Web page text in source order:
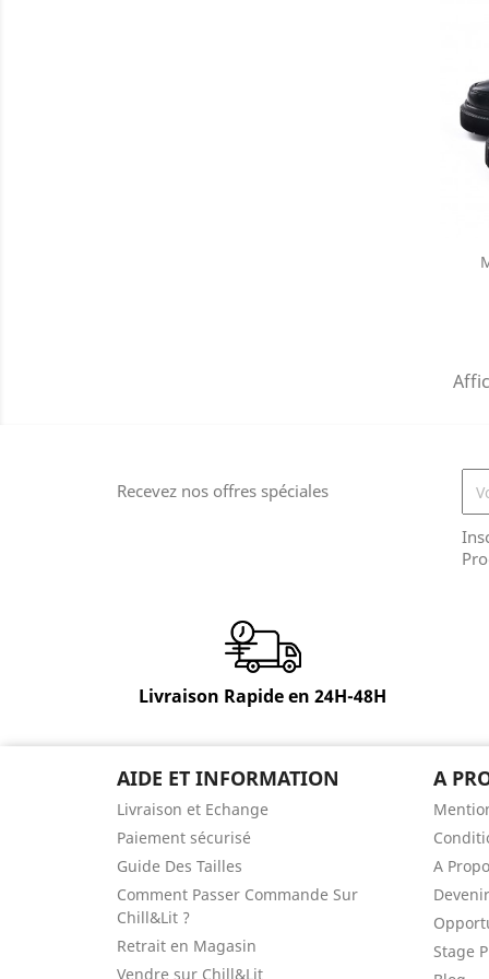
Recevez nos offres spéciales
Livraison Rapide en 24H-48H
AIDE ET INFORMATION
Livraison et Echange
Paiement sécurisé
Guide Des Tailles
Comment Passer Commande Sur
Chill&Lit ?
Retrait en Magasin
Vendre sur Chill&Lit
A
A
Stage